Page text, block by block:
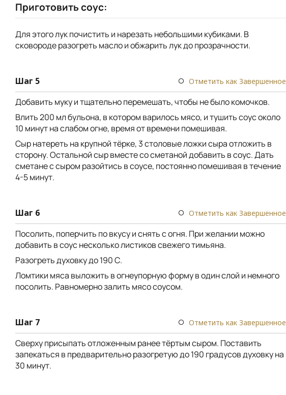
Приготовить соус:
Для этого лук почистить и нарезать небольшими кубиками. В
сковороде разогреть масло и обжарить лук до прозрачности.
Шаг 5 Отметить как Завершенное
Добавить муку и тщательно перемешать, чтобы не было комочков.
Влить 200 мл бульона, в котором варилось мясо, и тушить соус около
10 минут на слабом огне, время от времени помешивая.
Сыр натереть на крупной тёрке, 3 столовые ложки сыра отложить в
сторону. Остальной сыр вместе со сметаной добавить в соус. Дать
сметане с сыром разойтись в соусе, постоянно помешивая в течение
4-5 минут.
Шаг 6 Отметить как Завершенное
Посолить, поперчить по вкусу и снять с огня. При желании можно
добавить в соус несколько листиков свежего тимьяна.
Разогреть духовку до 190 С.
Ломтики мяса выложить в огнеупорную форму в один слой и немного
посолить. Равномерно залить мясо соусом.
Шаг 7 Отметить как Завершенное
Сверху присыпать отложенным ранее тёртым сыром. Поставить
запекаться в предварительно разогретую до 190 градусов духовку на
30 минут.